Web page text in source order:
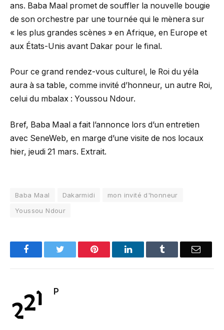
ans. Baba Maal promet de souffler la nouvelle bougie
de son orchestre par une tournée qui le mènera sur
« les plus grandes scènes » en Afrique, en Europe et
aux États-Unis avant Dakar pour le final.
Pour ce grand rendez-vous culturel, le Roi du yéla
aura à sa table, comme invité d’honneur, un autre Roi,
celui du mbalax : Youssou Ndour.
Bref, Baba Maal a fait l’annonce lors d’un entretien
avec SeneWeb, en marge d’une visite de nos locaux
hier, jeudi 21 mars. Extrait.
Baba Maal Dakarmidi
mon invité d'honneur
Youssou Ndour
FacebookTwitter Pinterest LinkedInTumblr Email
P